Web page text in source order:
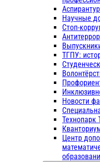
Научные
Стоп-
Антитеррор
ТГПУ:
Новости
Технопарк
Центр